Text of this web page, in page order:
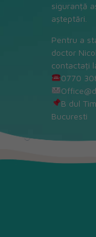
siguranță
așteptări.
Pentru a
doctor
contactați
0770
B dul
Bucuresti